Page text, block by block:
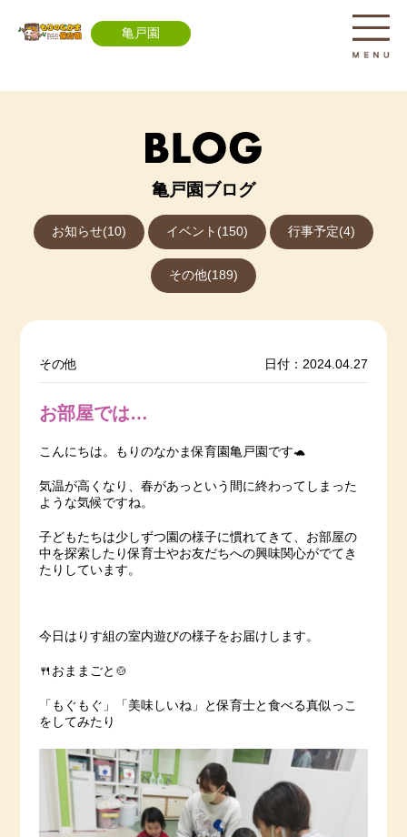
亀戸園
亀戸園ブログ
お知らせ(10) イベント(150) 行事予定(4)
その他(189)
その他 日付：2024.04.27
お部屋では…
こんにちは。もりのなかま保育園亀戸園です🐢
気温が高くなり、春があっという間に終わってしまった
ような気候ですね。
子どもたちは少しずつ園の様子に慣れてきて、お部屋の
中を探索したり保育士やお友だちへの興味関心がでてき
たりしています。
今日はりす組の室内遊びの様子をお届けします。
🍴おままごと🍲
「もぐもぐ」「美味しいね」と保育士と食べる真似っこ
をしてみたり